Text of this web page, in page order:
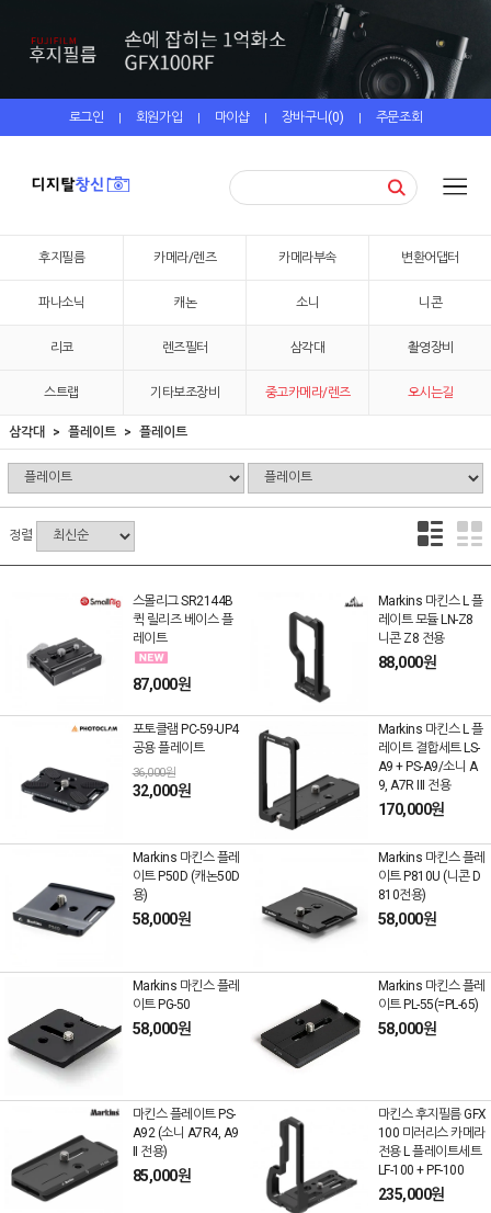
로그인 | 회원가입 | 마이샵 | 장바구니(0) | 주문조회
후지필름 카메라/렌즈 카메라부속 변환어댑터
파나소닉 캐논 소니 니콘
리코 렌즈필터 삼각대 촬영장비
스트랩 기타보조장비 중고카메라/렌즈 오시는길
삼각대 플레이트 플레이트
정렬
스몰리그 SR2144B
퀵 릴리즈 베이스 플
레이트
87,000원
Markins 마킨스 L 플
레이트 모듈 LN-Z8
니콘 Z8 전용
88,000원
포토클램 PC-59-UP4
공용 플레이트
36,000원
32,000원
Markins 마킨스 L 플
레이트 결합세트 LS-
A9 + PS-A9/소니 A
9, A7R III 전용
170,000원
Markins 마킨스 플레
이트 P50D (캐논50D
용)
58,000원
Markins 마킨스 플레
이트 P810U (니콘 D
810전용)
58,000원
Markins 마킨스 플레
이트 PG-50
58,000원
Markins 마킨스 플레
이트 PL-55(=PL-65)
58,000원
마킨스 플레이트 PS-
A92 (소니 A7R4, A9
II 전용)
85,000원
마킨스 후지필름 GFX
100 미러리스 카메라
전용 L 플레이트세트
LF-100 + PF-100
235,000원